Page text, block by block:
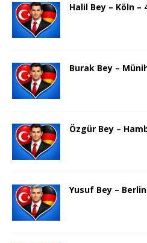
Halil Bey – Köln –
Burak Bey –
Özgür Bey –
Yusuf Bey – Berlin